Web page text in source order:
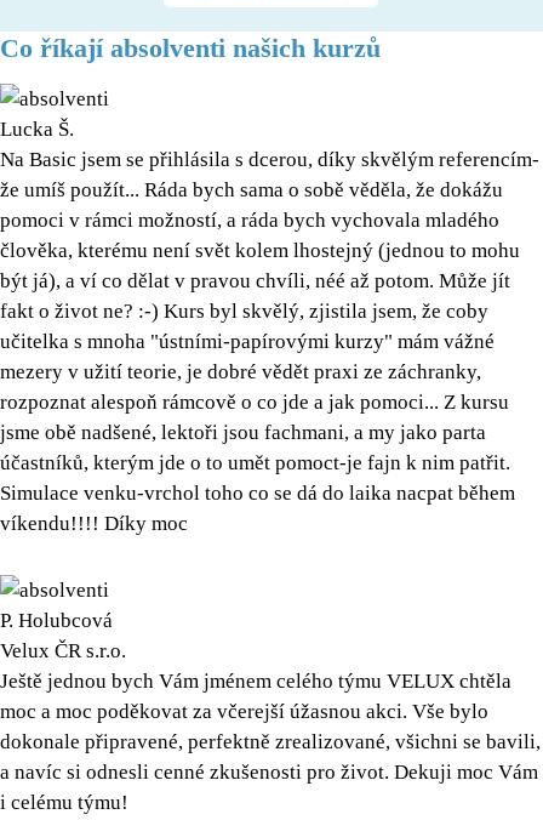
Co říkají absolventi našich kurzů
Lucka Š.
Na Basic jsem se přihlásila s dcerou, díky skvělým referencím-
že umíš použít... Ráda bych sama o sobě věděla, že dokážu
pomoci v rámci možností, a ráda bych vychovala mladého
člověka, kterému není svět kolem lhostejný (jednou to mohu
být já), a ví co dělat v pravou chvíli, néé až potom. Může jít
fakt o život ne? :-) Kurs byl skvělý, zjistila jsem, že coby
učitelka s mnoha "ústními-papírovými kurzy" mám vážné
mezery v užití teorie, je dobré vědět praxi ze záchranky,
rozpoznat alespoň rámcově o co jde a jak pomoci... Z kursu
jsme obě nadšené, lektoři jsou fachmani, a my jako parta
účastníků, kterým jde o to umět pomoct-je fajn k nim patřit.
Simulace venku-vrchol toho co se dá do laika nacpat během
víkendu!!!! Díky moc
P. Holubcová
Velux ČR s.r.o.
Ještě jednou bych Vám jménem celého týmu VELUX chtěla
moc a moc poděkovat za včerejší úžasnou akci. Vše bylo
dokonale připravené, perfektně zrealizované, všichni se bavili,
a navíc si odnesli cenné zkušenosti pro život. Dekuji moc Vám
i celému týmu!